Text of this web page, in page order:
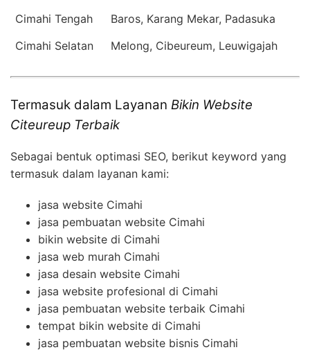
Cimahi Tengah
Baros, Karang Mekar, Padasuka
Cimahi Selatan
Melong, Cibeureum, Leuwigajah
Termasuk dalam Layanan Bikin Website
Citeureup Terbaik
Sebagai bentuk optimasi SEO, berikut keyword yang
termasuk dalam layanan kami:
jasa website Cimahi
jasa pembuatan website Cimahi
bikin website di Cimahi
jasa web murah Cimahi
jasa desain website Cimahi
jasa website profesional di Cimahi
jasa pembuatan website terbaik Cimahi
tempat bikin website di Cimahi
jasa pembuatan website bisnis Cimahi